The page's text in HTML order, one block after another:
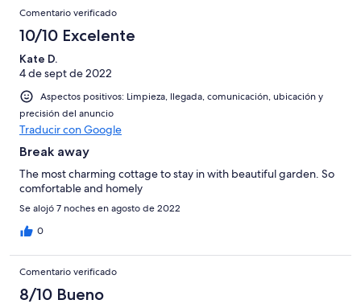
Comentario verificado
10/10 Excelente
Kate D.
4 de sept de 2022
Aspectos positivos: Limpieza, llegada, comunicación, ubicación y
precisión del anuncio
Traducir con Google
Break away
The most charming cottage to stay in with beautiful garden. So
comfortable and homely
Se alojó 7 noches en agosto de 2022
0
Comentario verificado
8/10 Bueno